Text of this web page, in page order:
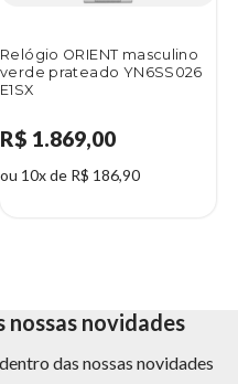
Relógio ORIENT masculino
verde prateado YN6SS026
E1SX
R$ 1.869,00
ou 10x de R$ 186,90
novidades
das nossas novidades